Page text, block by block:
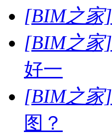
[BIM之家]
[BIM之家]
好一
[BIM之家]
图？